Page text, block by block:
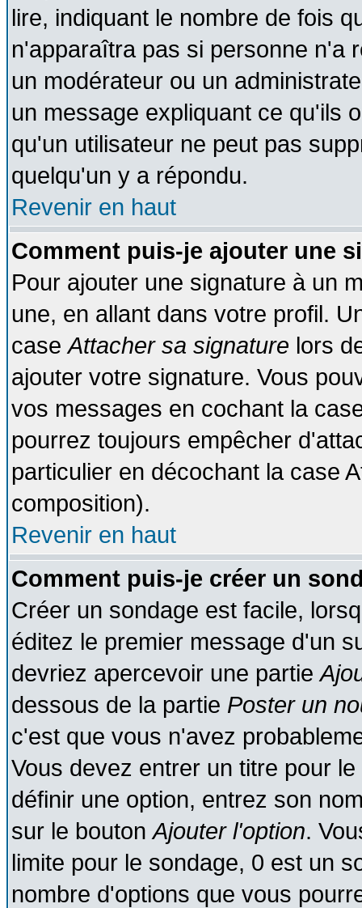
lire, indiquant le nombre de fois
n'apparaîtra pas si personne n'a
un modérateur ou un
un message expliquant ce qu'ils
qu'un utilisateur ne peut pas
quelqu'un y a répondu.
Revenir en haut
Comment puis-je ajouter une
Pour ajouter une signature à un
une, en allant dans votre profil.
caseAttacher sa signature lors
ajouter votre signature. Vous
vos messages en cochant la
pourrez toujours empêcher
particulier en décochant la case
composition).
Revenir en haut
Comment puis-je créer un
Créer un sondage est facile,
éditez le premier message d'un
devriez apercevoir une partie
dessous de la partie Poster un
c'est que vous n'avez
Vous devez entrer un titre pour
définir une option, entrez son
sur le boutonAjouter l'option.
limite pour le sondage, 0 est un
nombre d'options que vous